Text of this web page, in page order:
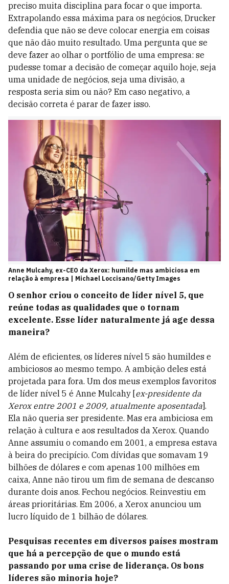
preciso muita disciplina para focar o que importa.
Extrapolando essa máxima para os negócios, Drucker
defendia que não se deve colocar energia em coisas
que não dão muito resultado. Uma pergunta que se
deve fazer ao olhar o portfólio de uma empresa: se
pudesse tomar a decisão de começar aquilo hoje, seja
uma unidade de negócios, seja uma divisão, a
resposta seria sim ou não? Em caso negativo, a
decisão correta é parar de fazer isso.
Anne Mulcahy, ex-CEO da Xerox: humilde mas ambiciosa em
relação à empresa | Michael Loccisano/Getty Images
O senhor criou o conceito de líder nível 5, que
reúne todas as qualidades que o tornam
excelente. Esse líder naturalmente já age dessa
maneira?
Além de eficientes, os líderes nível 5 são humildes e
ambiciosos ao mesmo tempo. A ambição deles está
projetada para fora. Um dos meus exemplos favoritos
de líder nível 5 é Anne Mulcahy [ex-presidente da
Xerox entre 2001 e 2009, atualmente aposentada].
Ela não queria ser presidente. Mas era ambiciosa em
relação à cultura e aos resultados da Xerox. Quando
Anne assumiu o comando em 2001, a empresa estava
à beira do precipício. Com dívidas que somavam 19
bilhões de dólares e com apenas 100 milhões em
caixa, Anne não tirou um fim de semana de descanso
durante dois anos. Fechou negócios. Reinvestiu em
áreas prioritárias. Em 2006, a Xerox anunciou um
lucro líquido de 1 bilhão de dólares.
Pesquisas recentes em diversos países mostram
que há a percepção de que o mundo está
passando por uma crise de liderança. Os bons
líderes são minoria hoje?